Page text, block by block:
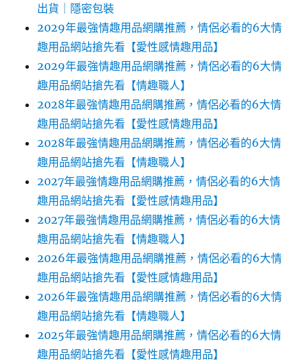
出貨｜隱密包裝
2029年最強情趣用品網購推薦，情侶必看的6大情
趣用品網站搶先看【愛性感情趣用品】
2029年最強情趣用品網購推薦，情侶必看的6大情
趣用品網站搶先看【情趣職人】
2028年最強情趣用品網購推薦，情侶必看的6大情
趣用品網站搶先看【愛性感情趣用品】
2028年最強情趣用品網購推薦，情侶必看的6大情
趣用品網站搶先看【情趣職人】
2027年最強情趣用品網購推薦，情侶必看的6大情
趣用品網站搶先看【愛性感情趣用品】
2027年最強情趣用品網購推薦，情侶必看的6大情
趣用品網站搶先看【情趣職人】
2026年最強情趣用品網購推薦，情侶必看的6大情
趣用品網站搶先看【愛性感情趣用品】
2026年最強情趣用品網購推薦，情侶必看的6大情
趣用品網站搶先看【情趣職人】
2025年最強情趣用品網購推薦，情侶必看的6大情
趣用品網站搶先看【愛性感情趣用品】